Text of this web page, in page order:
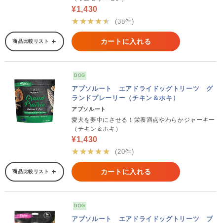
¥1,430
★★★★★
(38件)
商品比較リスト カートに入れる
DOG
アブソルート エアドライドッグトリーツ グ
ランドプレーリー（チキン＆ホキ）
アブソルート
愛犬を夢中にさせる！栄養満点やわらかジャーキー
（チキン＆ホキ）
¥1,430
★★★★★
(20件)
商品比較リスト カートに入れる
DOG
アブソルート エアドライドッグトリーツ ブ